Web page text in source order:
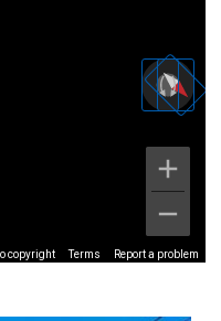
copyright Terms Report a problem